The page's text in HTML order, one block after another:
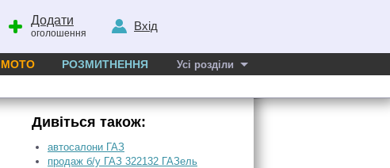
Додати
оголошення
Вхід
МОТО РОЗМИТНЕННЯ Усі розділи
Дивіться також:
автосалони ГАЗ
продаж б/у ГАЗ 322132 ГАЗель